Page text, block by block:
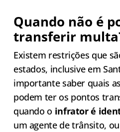
Quando não é
transferir
Existem restrições que
estados, inclusive em
importante saber quais
podem ter os pontos
quando o infrator é
um agente de trânsito,